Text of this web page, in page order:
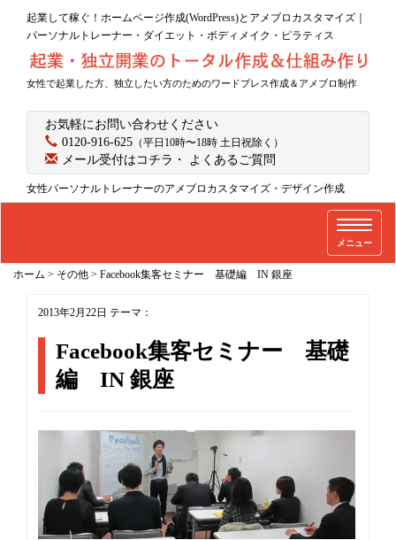
起業して稼ぐ！ホームページ作成(WordPress)とアメブロカスタマイズ｜
パーソナルトレーナー・ダイエット・ボディメイク・ピラティス
女性で起業した方、独立したい方のためのワードプレス作成＆アメブロ制作
お気軽にお問い合わせください
0120-916-625 （平日10時〜18時 土日祝除く）
メール受付はコチラ ・ よくあるご質問
女性パーソナルトレーナーのアメブロカスタマイズ・デザイン作成
T
o
t
i
メニュー
ホーム > その他 > Facebook集客セミナー 基礎編 IN 銀座
2013年2月22日 テーマ：
Facebook集客セミナー 基礎
編 IN 銀座